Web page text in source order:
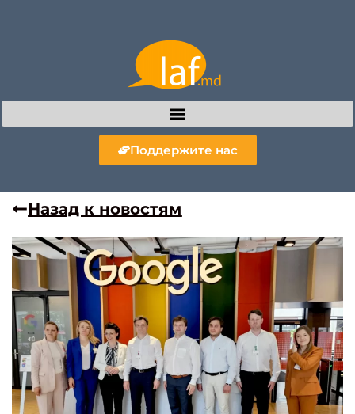
Поддержите нас
Назад к новостям